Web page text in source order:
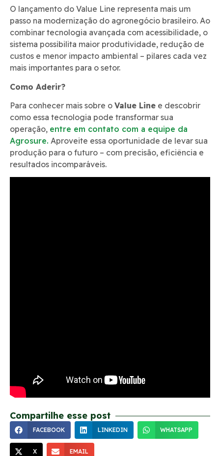
O lançamento do Value Line representa mais um
passo na modernização do agronegócio brasileiro. Ao
combinar tecnologia avançada com acessibilidade, o
sistema possibilita maior produtividade, redução de
custos e menor impacto ambiental – pilares cada vez
mais importantes para o setor.
Como Aderir?
Para conhecer mais sobre o Value Line e descobrir
como essa tecnologia pode transformar sua
operação, entre em contato com a equipe da
Agrosure. Aproveite essa oportunidade de levar sua
produção para o futuro – com precisão, eficiência e
resultados incomparáveis.
Compartilhe esse post
FACEBOOK LINKEDIN WHATSAPP
X EMAIL